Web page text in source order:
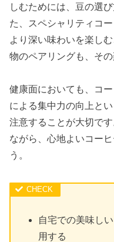
しむためには、豆の選
た、スペシャリティコ
より深い味わいを楽し
物のペアリングも、そ
健康面においても、コ
による集中力の向上と
注意することが大切で
ながら、心地よいコー
う。
自宅での美味し
用する